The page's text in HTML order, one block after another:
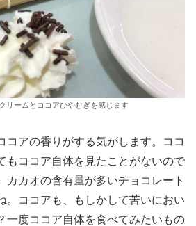
リームとココアひやむぎを感じます
コアの香りがする気がします。ココ
もココア自体を見たことがないので
カカオの含有量が多いチョコレート
。ココアも、もしかして苦いにおい
一度ココア自体を食べてみたいもの